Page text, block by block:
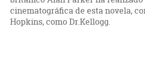
cinematográfica de esta novela,
Hopkins, como Dr.Kellogg.